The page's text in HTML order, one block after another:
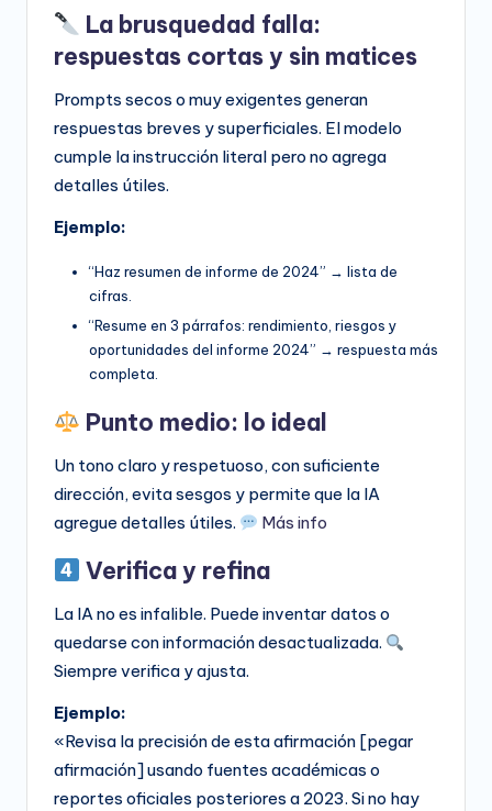
La brusquedad falla:
respuestas cortas y sin matices
Prompts secos o muy exigentes generan
respuestas breves y superficiales. El modelo
cumple la instrucción literal pero no agrega
detalles útiles.
Ejemplo:
“Haz resumen de informe de 2024” → lista de
cifras.
“Resume en 3 párrafos: rendimiento, riesgos y
oportunidades del informe 2024” → respuesta más
completa.
Punto medio: lo ideal
Un tono claro y respetuoso, con suficiente
dirección, evita sesgos y permite que la IA
agregue detalles útiles.
Más info
Verifica y refina
La IA no es infalible. Puede inventar datos o
quedarse con información desactualizada.
Siempre verifica y ajusta.
Ejemplo:
«Revisa la precisión de esta afirmación [pegar
afirmación] usando fuentes académicas o
reportes oficiales posteriores a 2023. Si no hay